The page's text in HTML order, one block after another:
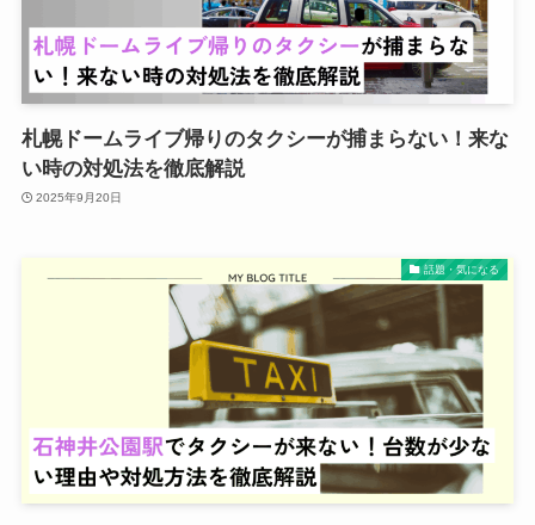
札幌ドームライブ帰りのタクシーが捕まらない！来な
い時の対処法を徹底解説
2025年9月20日
話題・気になる